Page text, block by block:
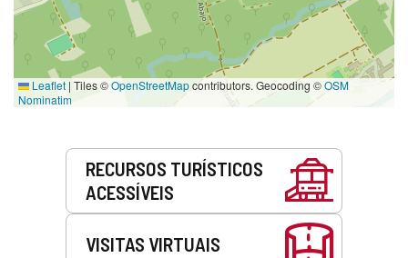
Leaflet | Tiles ©OpenStreetMapcontributors. Geocoding ©OSM
Nominatim
RECURSOS TURÍSTICOS
ACESSÍVEIS
VISITAS VIRTUAIS